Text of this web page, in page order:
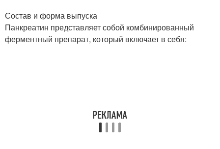
Состав и форма выпуска
Панкреатин представляет собой комбинированный
ферментный препарат, который включает в себя: